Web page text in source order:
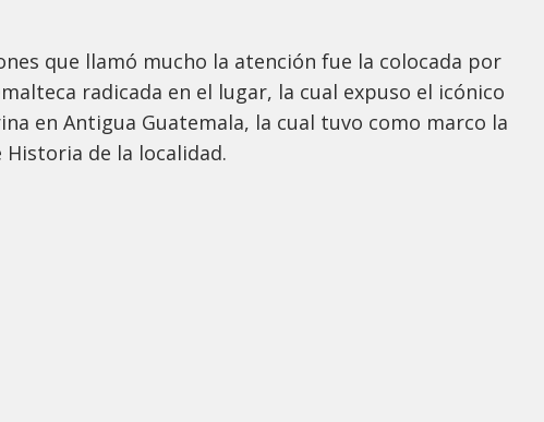
que llamó mucho la atención fue la colocada por
radicada en el lugar, la cual expuso el icónico
en Antigua Guatemala, la cual tuvo como marco la
Historia de la localidad.